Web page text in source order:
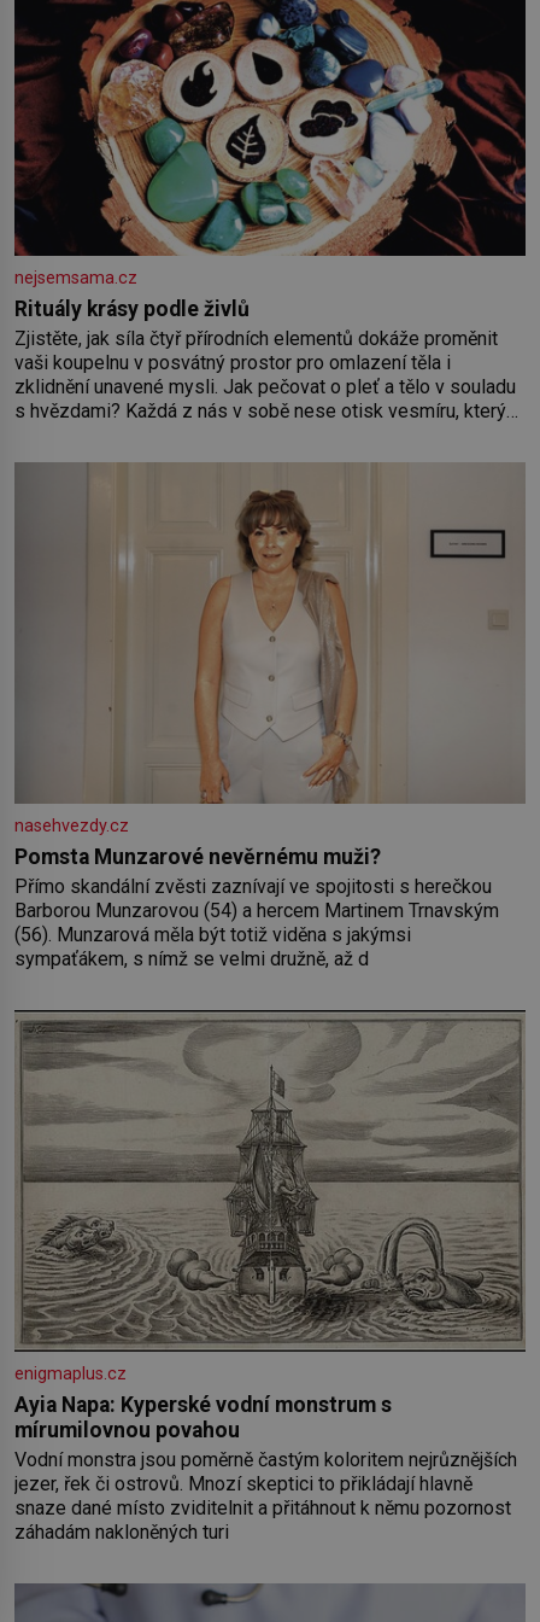
nejsemsama.cz
Rituály krásy podle živlů
Zjistěte, jak síla čtyř přírodních elementů dokáže proměnit
vaši koupelnu v posvátný prostor pro omlazení těla i
zklidnění unavené mysli. Jak pečovat o pleť a tělo v souladu
s hvězdami? Každá z nás v sobě nese otisk vesmíru, který
pokožky. Ohnivá znamení Ženy narozené ve znamení Berana,
nasehvezdy.cz
Pomsta Munzarové nevěrnému muži?
Přímo skandální zvěsti zaznívají ve spojitosti s herečkou
Barborou Munzarovou (54) a hercem Martinem Trnavským
(56). Munzarová měla být totiž viděna s jakýmsi
sympaťákem, s nímž se velmi družně, až d
enigmaplus.cz
Ayia Napa: Kyperské vodní monstrum s
mírumilovnou povahou
Vodní monstra jsou poměrně častým koloritem nejrůznějších
jezer, řek či ostrovů. Mnozí skeptici to přikládají hlavně
snaze dané místo zviditelnit a přitáhnout k němu pozornost
záhadám nakloněných turi